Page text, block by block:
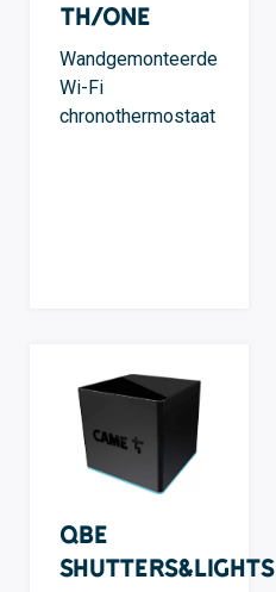
TH/ONE
Wandgemonteerde
Wi-Fi
chronothermostaat
QBE
Shutters&Lights